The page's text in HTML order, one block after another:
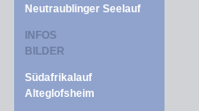
Neutraublinger Seelauf
INFOS
BILDER
Südafrikalauf
Alteglofsheim